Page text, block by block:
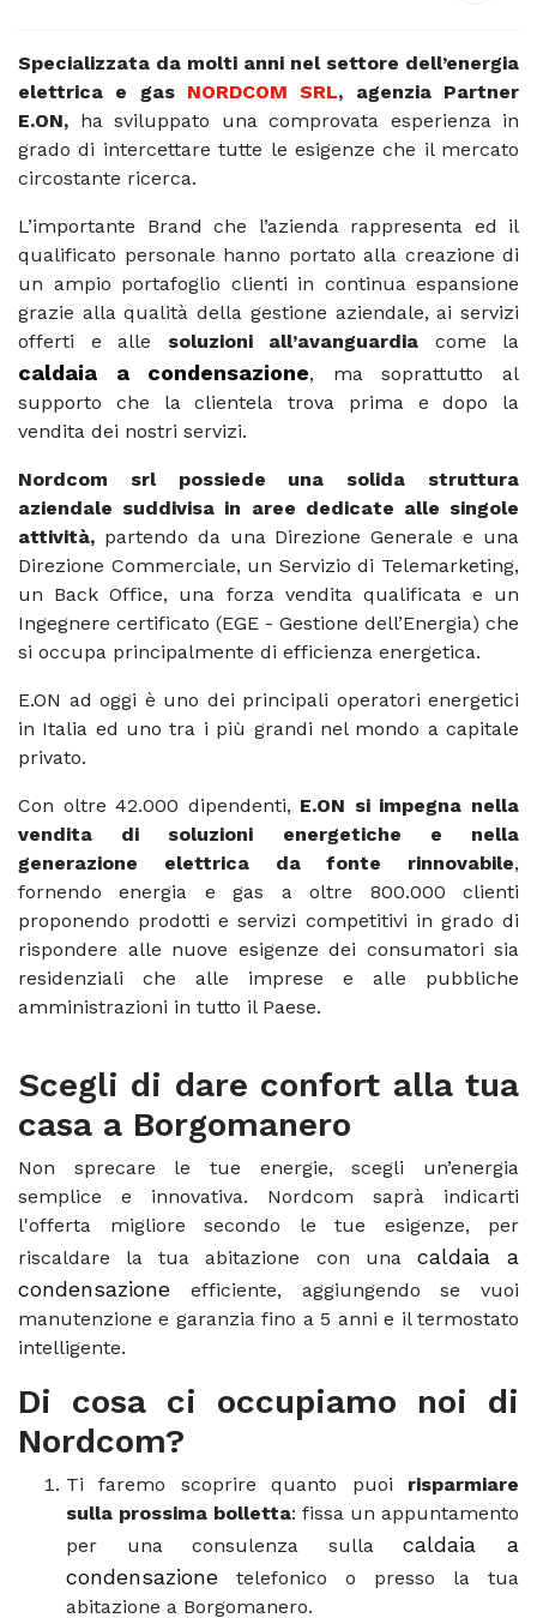
Specializzata da molti anni nel settore dell’energia
elettrica e gas NORDCOM SRL, agenzia Partner
E.ON, ha sviluppato una comprovata esperienza in
grado di intercettare tutte le esigenze che il mercato
circostante ricerca.
L’importante Brand che l’azienda rappresenta ed il
qualificato personale hanno portato alla creazione di
un ampio portafoglio clienti in continua espansione
grazie alla qualità della gestione aziendale, ai servizi
offerti e alle soluzioni all’avanguardia come la
caldaia a condensazione, ma soprattutto al
supporto che la clientela trova prima e dopo la
vendita dei nostri servizi.
Nordcom srl possiede una solida struttura
aziendale suddivisa in aree dedicate alle singole
attività, partendo da una Direzione Generale e una
Direzione Commerciale, un Servizio di Telemarketing,
un Back Office, una forza vendita qualificata e un
Ingegnere certificato (EGE - Gestione dell’Energia) che
si occupa principalmente di efficienza energetica.
E.ON ad oggi è uno dei principali operatori energetici
in Italia ed uno tra i più grandi nel mondo a capitale
privato.
Con oltre 42.000 dipendenti, E.ON si impegna nella
vendita di soluzioni energetiche e nella
generazione elettrica da fonte rinnovabile,
fornendo energia e gas a oltre 800.000 clienti
proponendo prodotti e servizi competitivi in grado di
rispondere alle nuove esigenze dei consumatori sia
residenziali che alle imprese e alle pubbliche
amministrazioni in tutto il Paese.
Scegli di dare confort alla tua
casa a Borgomanero
Non sprecare le tue energie, scegli un’energia
semplice e innovativa. Nordcom saprà indicarti
l'offerta migliore secondo le tue esigenze, per
riscaldare la tua abitazione con una caldaia a
condensazione efficiente, aggiungendo se vuoi
manutenzione e garanzia fino a 5 anni e il termostato
intelligente.
Di cosa ci occupiamo noi di
Nordcom?
Ti faremo scoprire quanto puoi risparmiare
sulla prossima bolletta: fissa un appuntamento
per una consulenza sullacaldaia a
condensazione telefonico o presso la tua
abitazione a Borgomanero.